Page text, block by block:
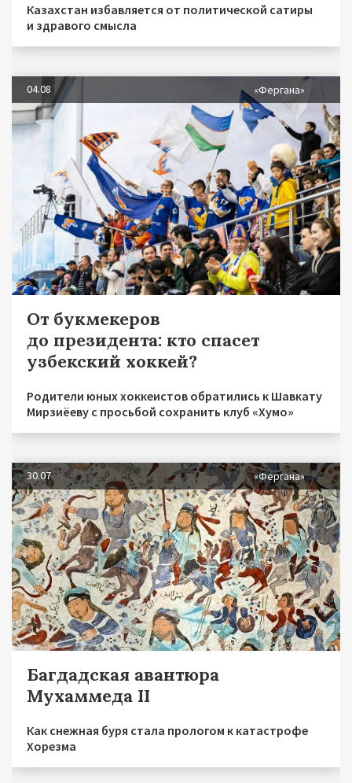
Казахстан избавляется от политической сатиры
и здравого смысла
04.08 «Фергана»
От букмекеров
до президента: кто спасет
узбекский хоккей?
Родители юных хоккеистов обратились к Шавкату
Мирзиёеву с просьбой сохранить клуб «Хумо»
30.07 «Фергана»
Багдадская авантюра
Мухаммеда II
Как снежная буря стала прологом к катастрофе
Хорезма